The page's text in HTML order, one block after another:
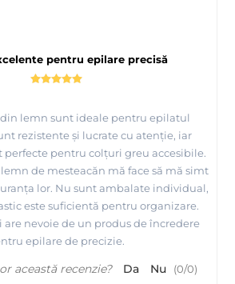
pentru epilare precisă
lemn sunt ideale pentru epilatul
rezistente și lucrate cu atenție, iar
pentru colțuri greu accesibile.
de mesteacăn mă face să mă simt
lor. Nu sunt ambalate individual,
este suficientă pentru organizare.
are nevoie de un produs de încredere
epilare de precizie.
această recenzie? Da Nu (0/0)